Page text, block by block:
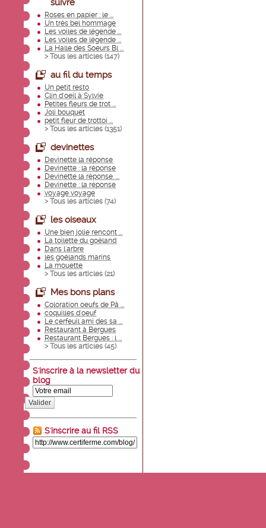
suivre
Roses en papier : le ...
Un très bel hommage
Les voiles de légende ...
Les voiles de légende ...
La Halle des Soeurs Bl ...
> Tous les articles (147)
au fil du temps
Un petit resto
Clin d'oeil à Sylvie
Petites fleurs de trot ...
Joli bouquet
petit fleur de trottoi ...
> Tous les articles (1351)
devinettes
Devinette la réponse
Devinette : la réponse
Devinette la réponse. ...
Devinette : la réponse
voyage voyage
> Tous les articles (74)
les oiseaux
Une bien jolie rencont ...
La toilette du goéland
Dans l'arbre
les goélands marins
La mouette
> Tous les articles (21)
Mes bons plans
Coloration oeufs de Pâ ...
coquilles d'oeuf
Le cerfeuil ami des sa ...
Restaurant à Bergues
Restaurant Bergues : l ...
> Tous les articles (45)
S'inscrire à la newsletter du
blog
Valider
S'inscrire au fil RSS